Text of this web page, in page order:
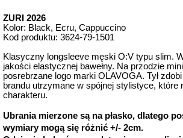
ZURI 2026
Kolor: Black, Ecru, Cappuccino
Kod produktu: 3624-79-1501
Klasyczny longsleeve męski O:V typu slim.
jakości elastycznej bawełny. Na przodzie
posrebrzane logo marki OLAVOGA. Tył
brandu utrzymane w spójnej stylistyce, które
charakteru.
Ubrania mierzone są na płasko, dlatego
wymiary mogą się różnić +/- 2cm.